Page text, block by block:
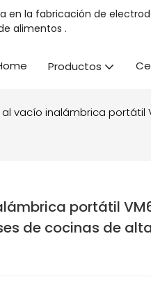
en la fabricación de
alimentos .
Productos
vacío inalámbrica
portátil
de cocinas de